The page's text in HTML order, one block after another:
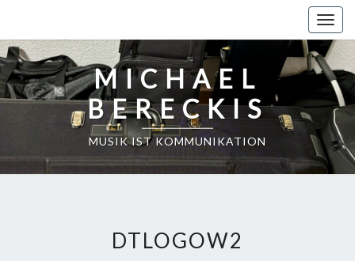
content
MICHAEL
BERECKIS
MUSIK IST KOMMUNIKATION
DTLOGOW2